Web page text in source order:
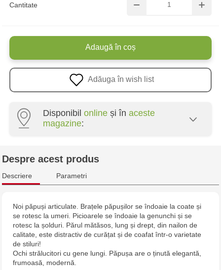
Cantitate
Adaugă în coș
Adăuga în wish list
Disponibil online și în aceste
magazine:
Multistore Centru - bd. Cantemir, 6
Jucărenia Bălți - str. Alexandru Cel Bun, 5
Jucărenia Cahul - str. Ștefan cel Mare, 29А
Jucarenia Ciocana - bd.Mircea cel Bătrân, 39
Despre acest produs
Descriere Parametri
Noi păpuși articulate. Brațele păpușilor se îndoaie la coate și
se rotesc la umeri. Picioarele se îndoaie la genunchi și se
rotesc la șolduri. Părul mătăsos, lung și drept, din nailon de
calitate, este distractiv de curățat și de coafat într-o varietate
de stiluri!
Ochi strălucitori cu gene lungi. Păpușa are o ținută elegantă,
frumoasă, modernă.